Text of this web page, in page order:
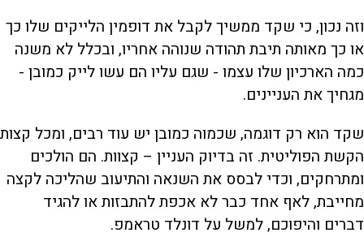
וזה נכון, כי שקד ממשיך לקבל את דופמין הלייקים שלו כך
או כך מאותה תיבת תהודה שנוהה אחריו, ובכלל לא משנה
כמה הארכיון שלו עצמו - שגם עליו הם עשו לייק כמובן -
מגחיך את העניינים.
שקד הוא רק דוגמה, שכמוה כמובן יש עוד רבים, ומכל קצות
הקשת הפוליטית. זה בדיוק העניין – קצוות. הם הולכים
ומתרחקים, וכדי לבסס את השנאה והתיעוב שהליכה לקצה
מחייבת, לאף אחד כבר לא אכפת להתבזות או להגיד
דברים והיפוכם, למשל על דונלד טראמפ.